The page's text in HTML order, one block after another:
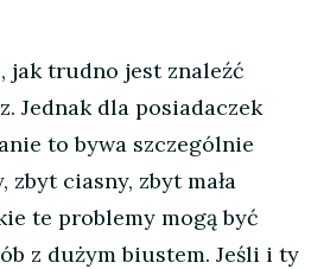
jak trudno jest znaleźć
Jednak dla posiadaczek
to bywa szczególnie
ciasny, zbyt mała
te problemy mogą być
z dużym biustem. Jeśli i ty